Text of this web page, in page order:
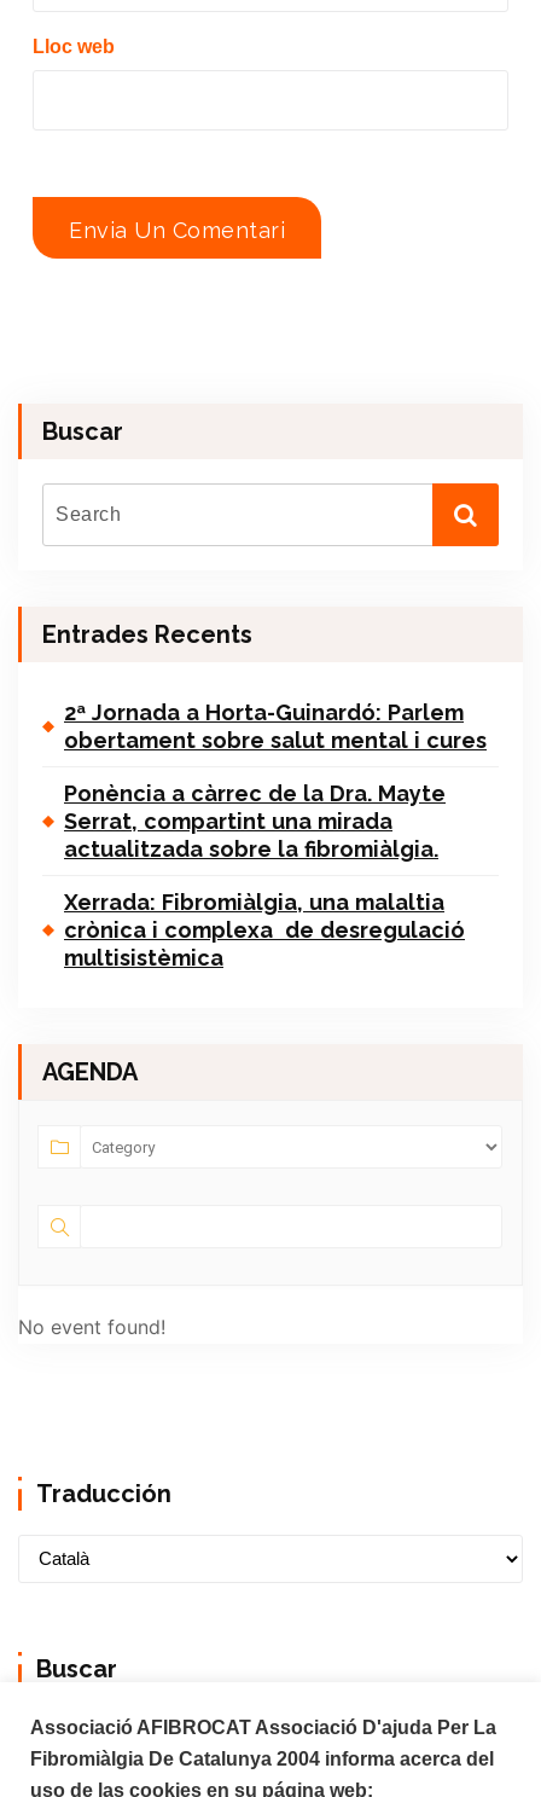
Lloc web
Buscar
Entrades Recents
2ª Jornada a Horta-Guinardó: Parlem
obertament sobre salut mental i cures
Ponència a càrrec de la Dra. Mayte
Serrat, compartint una mirada
actualitzada sobre la fibromiàlgia.
Xerrada: Fibromiàlgia, una malaltia
crònica i complexa de desregulació
multisistèmica
AGENDA
No event found!
Traducción
Buscar
Associació AFIBROCAT Associació D'ajuda Per La
Fibromiàlgia De Catalunya 2004 informa acerca del
uso de las cookies en su página web: